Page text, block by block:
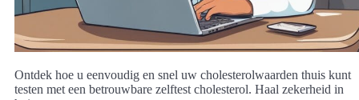
Ontdek hoe u eenvoudig en snel uw cholesterolwaarden thuis kunt
testen met een betrouwbare zelftest cholesterol. Haal zekerheid in